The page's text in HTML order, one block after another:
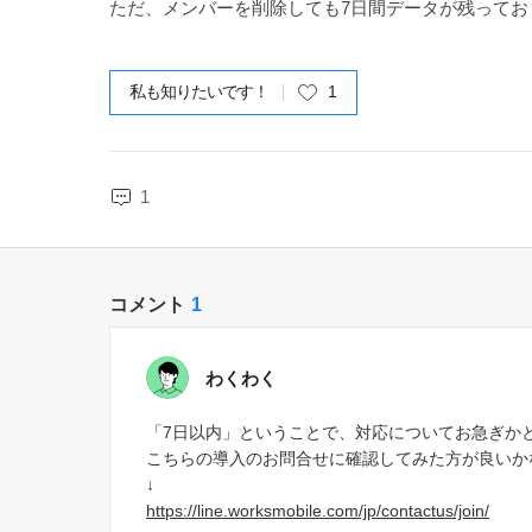
ただ、メンバーを削除しても7日間データが残って
私も知りたいです！ 1
1
コメント 1
わくわく
「7日以内」ということで、対応についてお急ぎか
こちらの導入のお問合せに確認してみた方が良い
↓
https://line.worksmobile.com/jp/contactus/join/